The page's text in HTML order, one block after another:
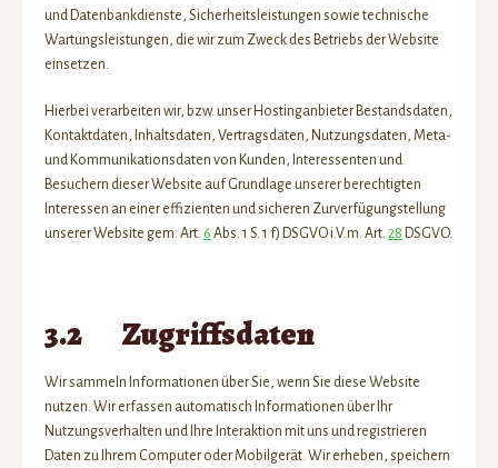
und Datenbankdienste, Sicherheitsleistungen sowie technische
Wartungsleistungen, die wir zum Zweck des Betriebs der Website
einsetzen.
Hierbei verarbeiten wir, bzw. unser Hostinganbieter Bestandsdaten,
Kontaktdaten, Inhaltsdaten, Vertragsdaten, Nutzungsdaten, Meta-
und Kommunikationsdaten von Kunden, Interessenten und
Besuchern dieser Website auf Grundlage unserer berechtigten
Interessen an einer effizienten und sicheren Zurverfügungstellung
unserer Website gem. Art. 6 Abs. 1 S. 1 f) DSGVO i.V.m. Art. 28 DSGVO.
3.2 Zugriffsdaten
Wir sammeln Informationen über Sie, wenn Sie diese Website
nutzen. Wir erfassen automatisch Informationen über Ihr
Nutzungsverhalten und Ihre Interaktion mit uns und registrieren
Daten zu Ihrem Computer oder Mobilgerät. Wir erheben, speichern